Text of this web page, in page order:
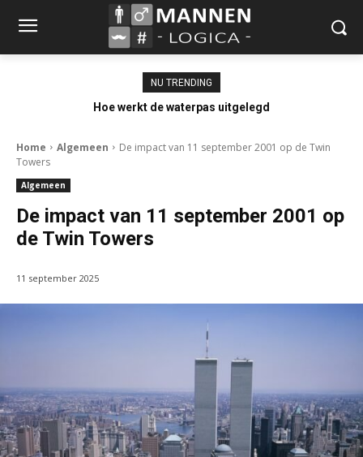
NU TRENDING
Hoe werkt de waterpas uitgelegd
Home Algemeen
De impact van 11 september 2001 op de Twin
Towers
Algemeen
De impact van 11 september 2001 op
de Twin Towers
11 september 2025